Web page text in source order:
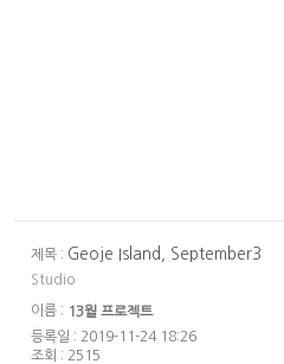
제목 : Geoje Island, September3
Studio
이름 : 13월 프로젝트
등록일 : 2019-11-24 18:26
조회 : 2515